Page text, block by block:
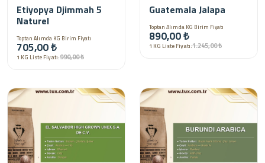
Etiyopya Djimmah 5
Naturel
Toptan Alımda KG Birim Fiyatı
705,00 ₺
1 KG Liste Fiyatı:990,00 ₺
Guatemala Jalapa
Toptan Alımda KG Birim Fiyatı
890,00 ₺
1 KG Liste Fiyatı:1.245,00 ₺